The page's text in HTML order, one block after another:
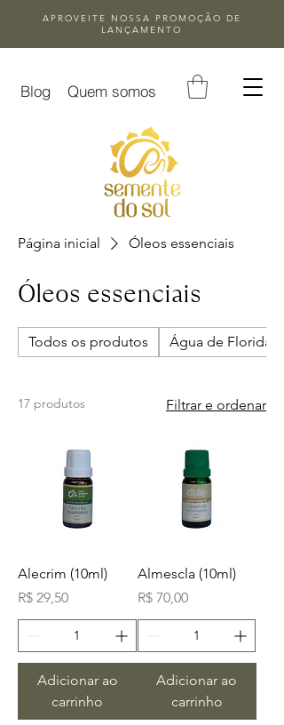
APROVEITE NOSSA
PROMOÇÃO DE
LANÇAMENTO
Blog Quem somos
Página inicial Óleos essenciais
Óleos essenciais
Todos os produtos Água de Florida
17 produtos Filtrar e ordenar
Alecrim (10ml)
Preço
R$ 29,50
Adicionar ao
carrinho
Almescla (10ml)
Preço
R$ 70,00
Adicionar ao
carrinho